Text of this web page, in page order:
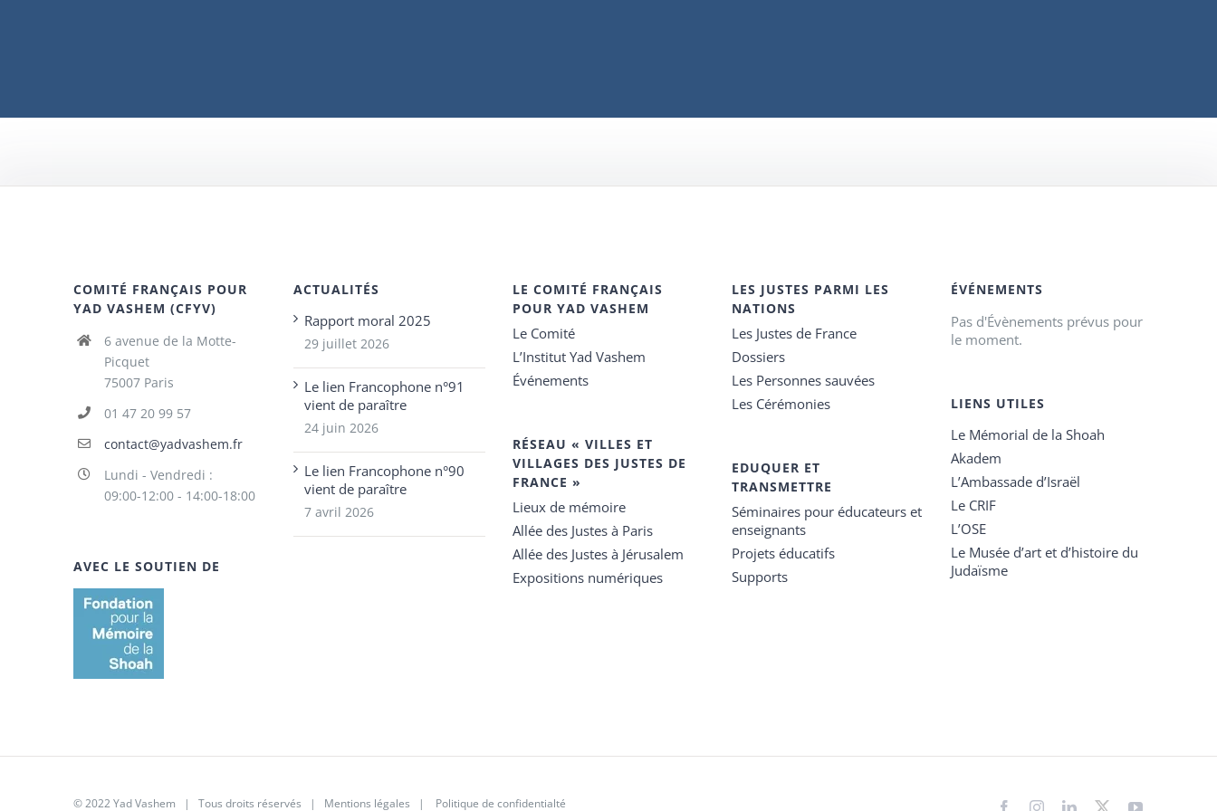
COMITÉ FRANÇAIS POUR
YAD VASHEM (CFYV)
6 avenue de la Motte-
Picquet
75007 Paris
01 47 20 99 57
contact@yadvashem.fr
Lundi - Vendredi :
09:00-12:00 - 14:00-18:00
AVEC LE SOUTIEN DE
ACTUALITÉS
Rapport moral 2025
29 juillet 2026
Le lien Francophone n°91
vient de paraître
24 juin 2026
Le lien Francophone n°90
vient de paraître
7 avril 2026
LE COMITÉ FRANÇAIS
POUR YAD VASHEM
Le Comité
L’Institut Yad Vashem
Événements
RÉSEAU « VILLES ET
VILLAGES DES JUSTES DE
FRANCE »
Lieux de mémoire
Allée des Justes à Paris
Allée des Justes à Jérusalem
Expositions numériques
LES JUSTES PARMI LES
NATIONS
Les Justes de France
Dossiers
Les Personnes sauvées
Les Cérémonies
EDUQUER ET
TRANSMETTRE
Séminaires pour éducateurs et
enseignants
Projets éducatifs
Supports
ÉVÉNEMENTS
Pas d'Évènements prévus pour
le moment.
LIENS UTILES
Le Mémorial de la Shoah
Akadem
L’Ambassade d’Israël
Le CRIF
L’OSE
Le Musée d’art et d’histoire du
Judaïsme
© 2022 Yad Vashem | Tous droits réservés | Mentions légales | Politique de confidentialté FacebookInstagramLinkedIn
X YouTube